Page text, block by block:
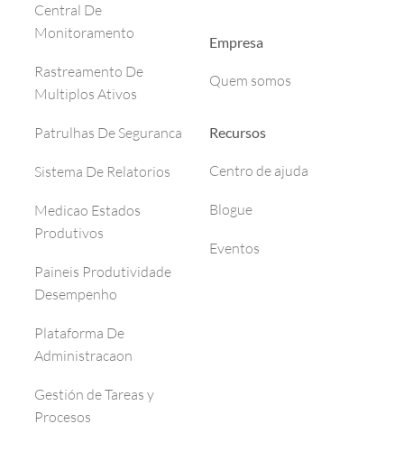
Central De
Monitoramento
Rastreamento De
Multiplos Ativos
Patrulhas De Seguranca
Sistema De Relatorios
Medicao Estados
Produtivos
Paineis Produtividade
Desempenho
Plataforma De
Administracaon
Gestión de Tareas y
Procesos
Empresa
Quem somos
Recursos
Centro de ajuda
Blogue
Eventos